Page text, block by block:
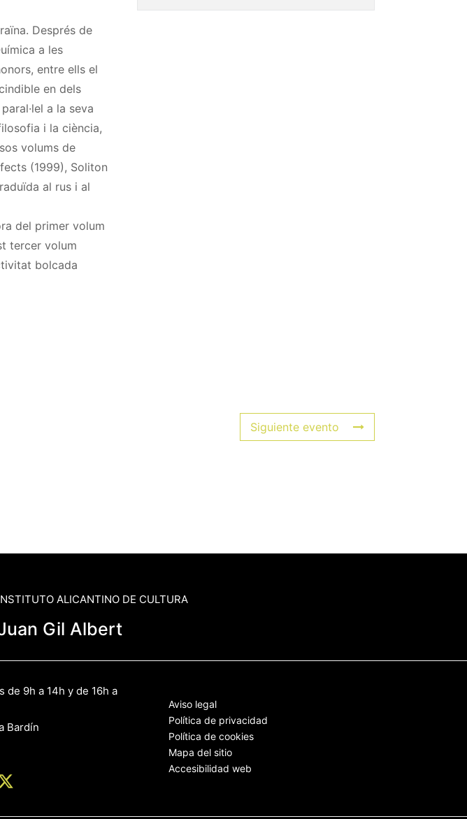
Després de
a les
entre ells el
en dels
a la seva
i la ciència,
volums de
(1999), Soliton
al rus i al
del primer volum
tercer volum
bolcada
Siguiente evento
ALICANTINO DE CULTURA
Gil Albert
de 9h a 14h y de 16h a
Bardín
Aviso legal
Política de privacidad
Política de cookies
Mapa del sitio
Accesibilidad web